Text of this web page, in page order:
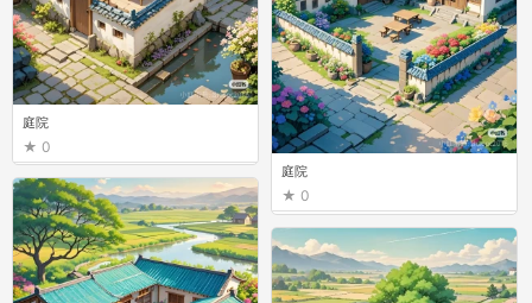
庭院
0
庭院
0